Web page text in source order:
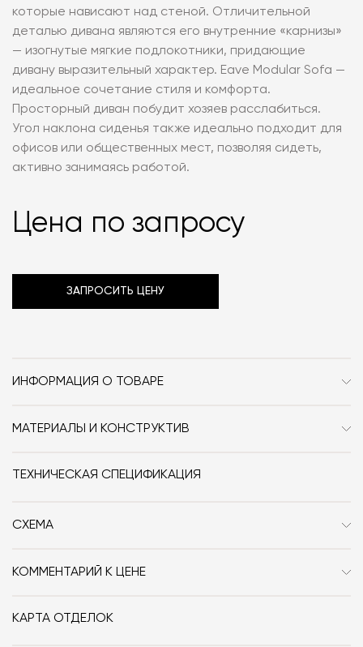
которые нависают над стеной. Отличительной
деталью дивана являются его внутренние «карнизы»
— изогнутые мягкие подлокотники, придающие
дивану выразительный характер. Eave Modular Sofa —
идеальное сочетание стиля и комфорта.
Просторный диван побудит хозяев расслабиться.
Угол наклона сиденья также идеально подходит для
офисов или общественных мест, позволяя сидеть,
активно занимаясь работой.
Цена по запросу
ЗАПРОСИТЬ ЦЕНУ
ИНФОРМАЦИЯ О ТОВАРЕ
Джапанди / Минимализм
ножек / Модульные
Размер, см (Ш x Г x В)
МАТЕРИАЛЫ И КОНСТРУКТИВ
подлокотники — двойной слой пенопласта, пружины
ТЕХНИЧЕСКАЯ СПЕЦИФИКАЦИЯ
СХЕМА
КОММЕНТАРИЙ К ЦЕНЕ
Угловой модуль (86x86x70.5) — 2 шт.
КАРТА ОТДЕЛОК